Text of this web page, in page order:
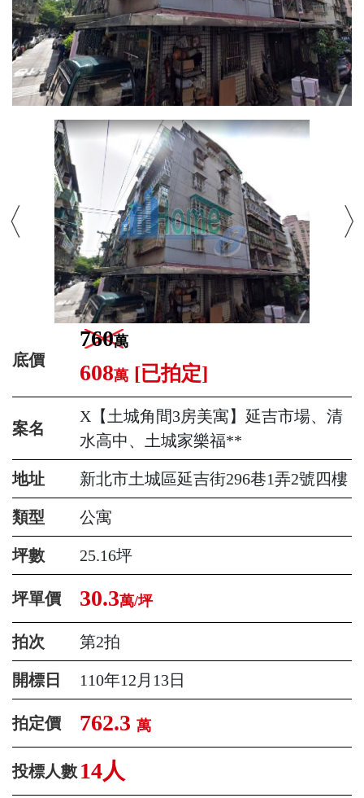
底價
760萬
608萬 [已拍定]
案名
X【土城角間3房美寓】延吉市場、清
水高中、土城家樂福**
地址 新北市土城區延吉街296巷1弄2號四樓
類型 公寓
坪數 25.16坪
坪單價 30.3萬/坪
拍次 第2拍
開標日 110年12月13日
拍定價 762.3 萬
投標人數 14人